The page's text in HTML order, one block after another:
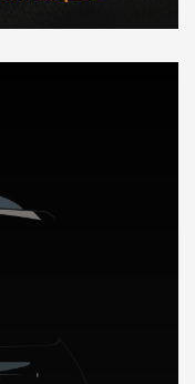
en Jamaique